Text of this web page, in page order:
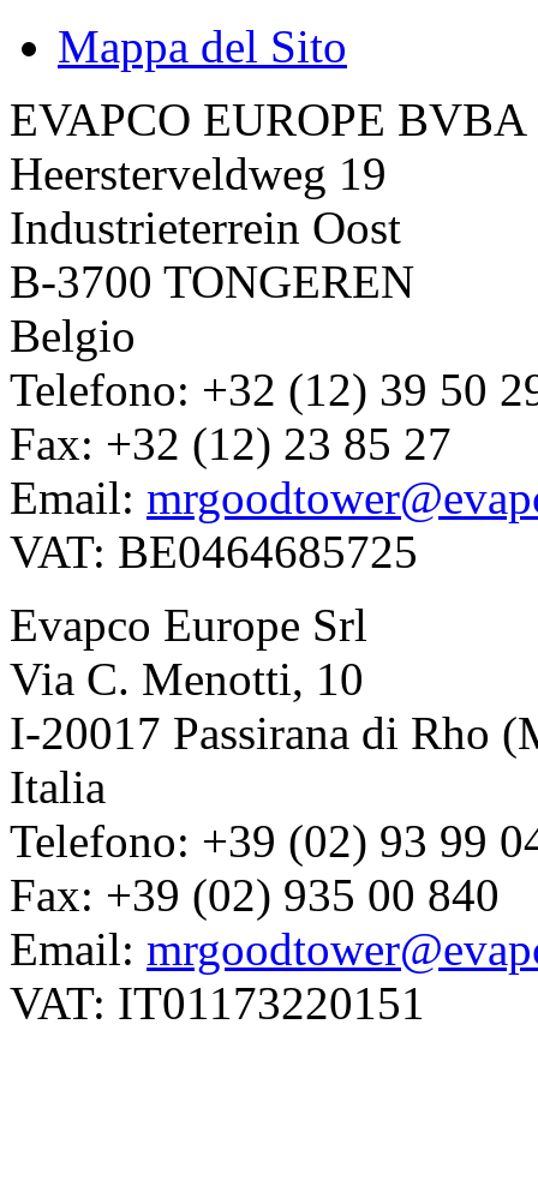
Mappa del Sito
EVAPCO EUROPE BVBA
Heersterveldweg 19
Industrieterrein Oost
B-3700 TONGEREN
Belgio
Telefono: +32 (12) 39 50
Fax: +32 (12) 23 85 27
Email:
VAT: BE0464685725
Evapco Europe Srl
Via C. Menotti, 10
I-20017 Passirana di Rho
Italia
Telefono: +39 (02) 93 99
Fax: +39 (02) 935 00 840
Email:
VAT: IT01173220151